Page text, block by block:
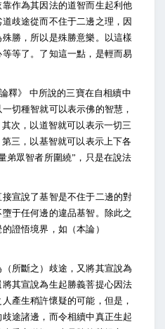
作為其因法的道智而生起利他
歧途從而不住于二邊之理，因
勝，所以是殊勝意樂。以這樣
等了。了知這一點，是輕而易
釋》 中所說的三寶在自相續中
切種智就可以表示佛的智慧，
次，以道智就可以表示一切三
三，以基智就可以表示上下各
弟眾智者所圍繞”，只是在說法
宣說了基智是不住于二邊的對
于任何邊的違品基智。除此之
證悟境界，如（本論）
所斷之）歧途，又將其宣說為
其宣說為生起勝義菩提心因法
產生稍許懷疑的可能，但是，
途諸邊，而令相續中真正生起